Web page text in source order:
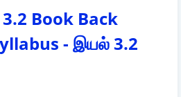
Book Back
- இயல் 3.2